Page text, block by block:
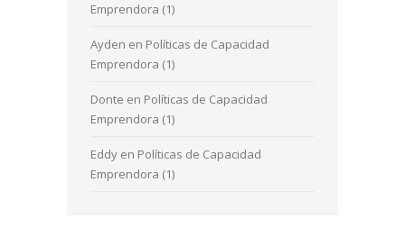
Emprendora (1)
Ayden en Políticas de Capacidad
Emprendora (1)
Donte en Políticas de Capacidad
Emprendora (1)
Eddy en Políticas de Capacidad
Emprendora (1)